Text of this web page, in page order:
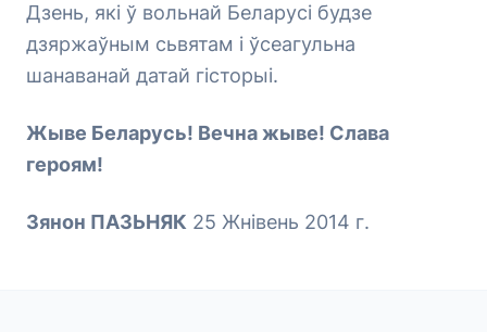
Дзень, які ў вольнай Беларусі будзе
дзяржаўным сьвятам і ўсеагульна
шанаванай датай гісторыі.
Жыве Беларусь! Вечна жыве! Слава
героям!
Зянон ПАЗЬНЯК 25 Жнівень 2014 г.